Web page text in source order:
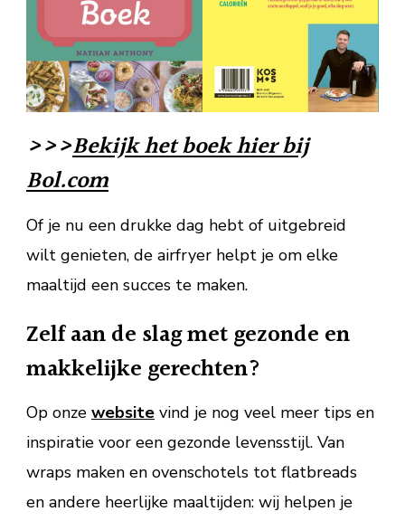
>>>Bekijk het boek hier bij
Bol.com
Of je nu een drukke dag hebt of uitgebreid
wilt genieten, de airfryer helpt je om elke
maaltijd een succes te maken.
Zelf aan de slag met gezonde en
makkelijke gerechten?
Op onze website vind je nog veel meer tips en
inspiratie voor een gezonde levensstijl. Van
wraps maken en ovenschotels tot flatbreads
en andere heerlijke maaltijden: wij helpen je